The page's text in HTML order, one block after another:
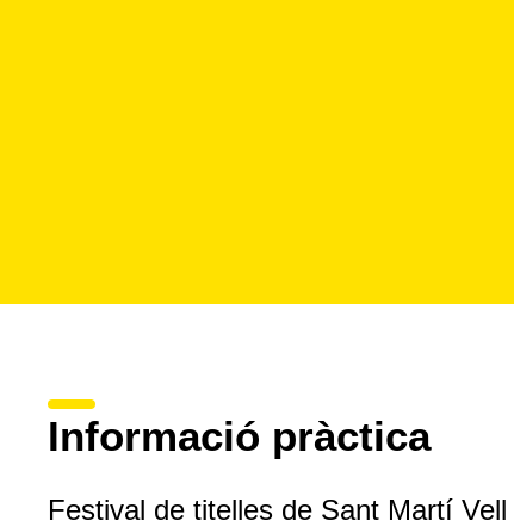
Informació pràctica
Festival de titelles de Sant Martí Vell